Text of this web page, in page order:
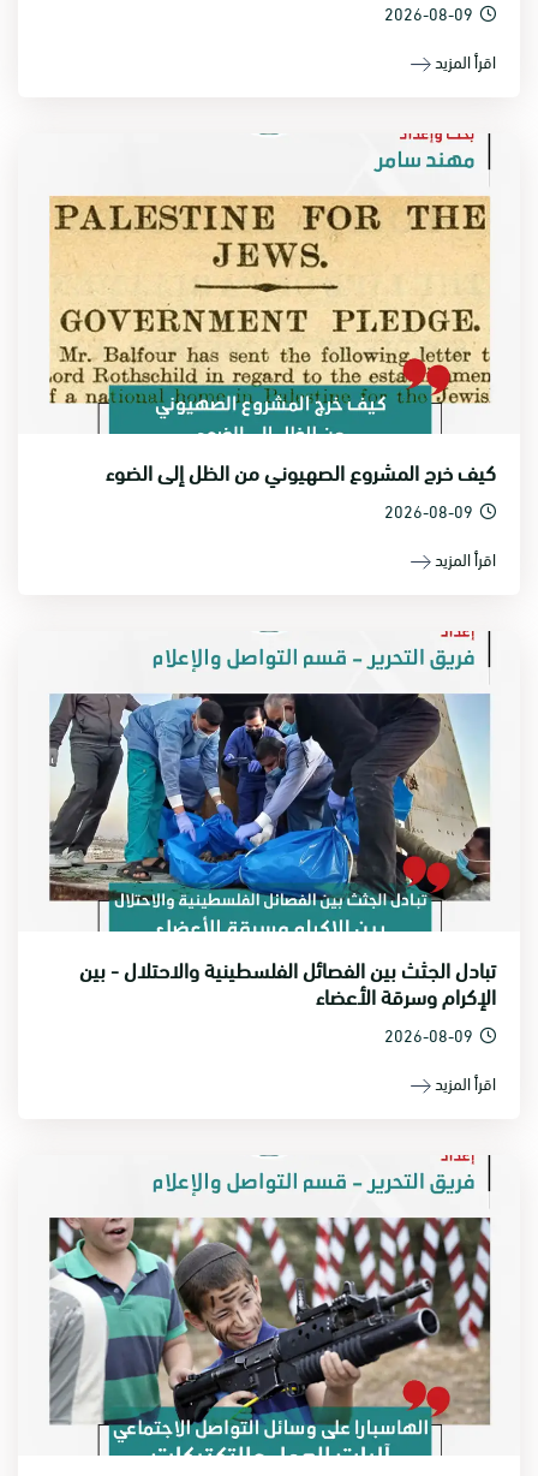
2026-08-09
اقرأ المزيد
كيف خرج المشروع الصهيوني من الظل إلى الضوء
2026-08-09
اقرأ المزيد
تبادل الجثث بين الفصائل الفلسطينية والاحتلال - بين
الإكرام وسرقة الأعضاء
2026-08-09
اقرأ المزيد